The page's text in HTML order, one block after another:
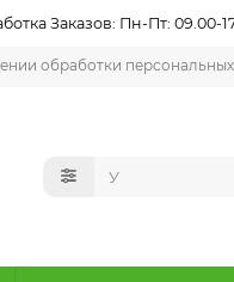
Заказов: Пн-Пт: 09.00-
обработки